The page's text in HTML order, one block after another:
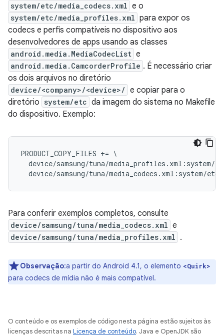
system/etc/media_codecs.xml e o
system/etc/media_profiles.xml para expor os
codecs e perfis compatíveis no dispositivo aos
desenvolvedores de apps usando as classes
android.media.MediaCodecList e
android.media.CamcorderProfile . É necessário criar
os dois arquivos no diretório
device/<company>/<device>/ e copiar para o
diretório system/etc da imagem do sistema no Makefile
do dispositivo. Exemplo:
PRODUCT_COPY_FILES += \
device/samsung/tuna/media_profiles.xml:system/
Para conferir exemplos completos, consulte
device/samsung/tuna/media_codecs.xml e
device/samsung/tuna/media_profiles.xml .
Observação:a partir do Android 4.1, o elemento <Quirk>
para codecs de mídia não é mais compatível.
O conteúdo e os exemplos de código nesta página estão sujeitos às
licenças descritas na Licença de conteúdo. Java e OpenJDK são